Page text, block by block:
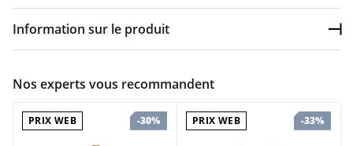
Information sur le produit
Caractéristiques :
Nos experts vous recommandent
PRIX WEB -30% PRIX WEB -33%